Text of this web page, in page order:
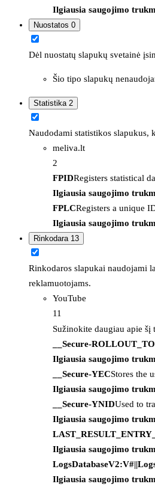
Ilgiausia saugojimo
Nuostatos 0
Dėl nuostatų slapukų svetainė
Šio tipo slapukų
Statistika 2
Naudodami statistikos slapukus,
meliva.lt
2
FPIDRegisters statistical
Ilgiausia saugojimo
FPLCRegisters a unique
Ilgiausia saugojimo
Rinkodara 13
Rinkodaros slapukai naudojami
reklamuotojams.
YouTube
11
Sužinokite daugiau apie šį
__Secure-
Ilgiausia saugojimo
__Secure-YECStores the
Ilgiausia saugojimo
__Secure-YNIDUsed to
Ilgiausia saugojimo
Ilgiausia saugojimo
Ilgiausia saugojimo